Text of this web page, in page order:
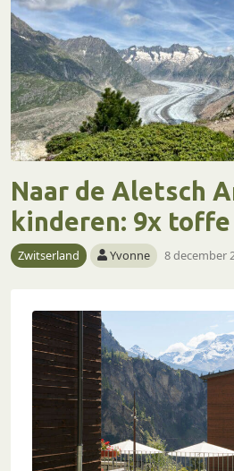
Naar de Aletsch
kinderen: 9x
Zwitserland Yvonne 8 december